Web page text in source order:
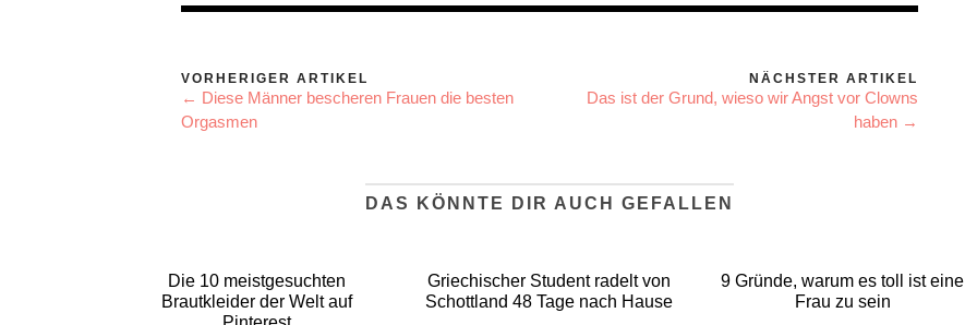
VORHERIGER ARTIKEL
← Diese Männer bescheren Frauen die besten
Orgasmen
NÄCHSTER ARTIKEL
Das ist der Grund, wieso wir Angst vor Clowns
haben →
DAS KÖNNTE DIR AUCH GEFALLEN
Die 10 meistgesuchten
Brautkleider der Welt auf
Griechischer Student radelt von
Schottland 48 Tage nach Hause
9 Gründe, warum es toll ist eine
Frau zu sein